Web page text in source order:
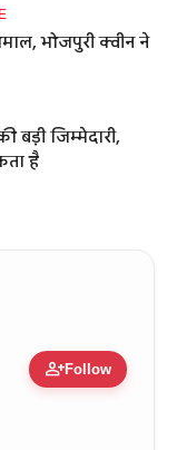
भोजपुरी क्वीन ने
बड़ी जिम्मेदारी,
है
person_addFollow
Figure •